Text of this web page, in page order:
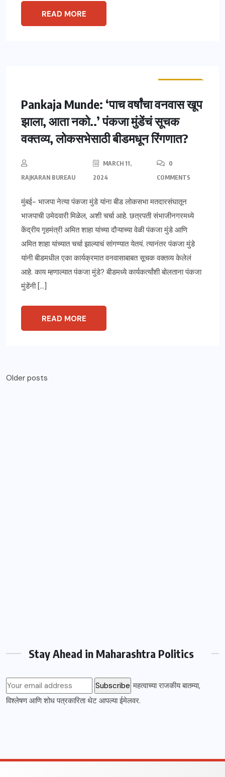
READ MORE
Pankaja Munde: ‘पाच वर्षांचा वनवास खूप
झाला, आता नको..’ पंकजा मुंडेंचं सूचक
वक्तव्य, लोकसभेसाठी बीडमधून रिंगणात?
RAJKARAN BUREAU
MARCH 11,
2024
0
COMMENTS
मुंबई- भाजपा नेत्या पंकजा मुंडे यांना बीड लोकसभा मतदारसंघातून
भाजपाची उमेदवारी मिळेल, अशी चर्चा आहे. छत्रपती संभाजीनगरमध्ये
केंद्रीय गृहमंत्री अमित शाहा यांच्या दौऱ्याच्या वेळी पंकजा मुंडे आणि
अमित शाहा यांच्यात चर्चा झाल्याचं सांगण्यात येतयं. त्यानंतर पंकजा मुंडे
यांनी बीडमधील एका कार्यक्रमात वनवासाबाबत सूचक वक्तव्य केलेलं
आहे. काय म्हणाल्यात पंकजा मुंडे? बीडमध्ये कार्यकर्त्यांशी बोलताना पंकजा
मुंडेंनी […]
READ MORE
Older posts
Stay Ahead in Maharashtra Politics
महत्वाच्या राजकीय बातम्या,
विश्लेषण आणि शोध पत्रकारिता थेट आपल्या ईमेलवर.